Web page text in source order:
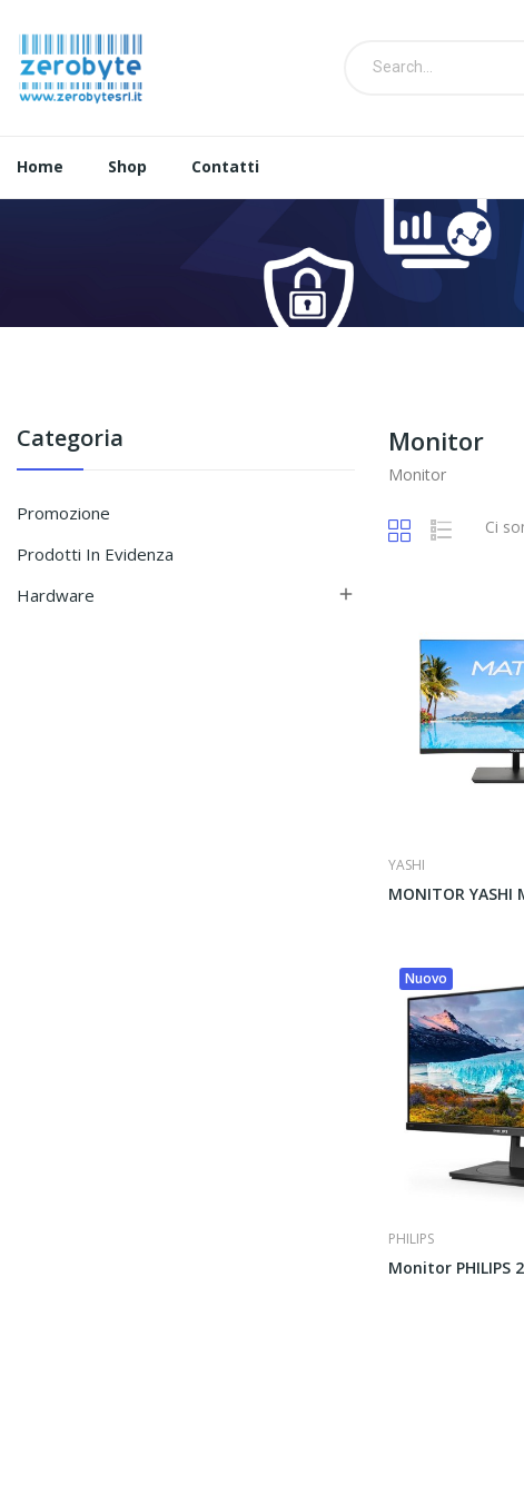
Home Shop Contatti
Categoria
Promozione
Prodotti In Evidenza
Hardware

Monitor
Monitor
Ci
YASHI
Nuovo
PHILIPS